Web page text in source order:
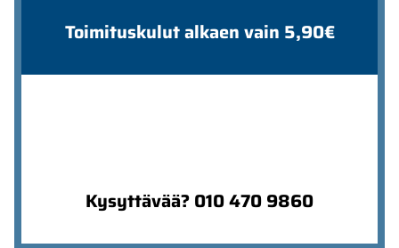
Toimituskulut alkaen vain 5,90€
Kysyttävää? 010 470 9860